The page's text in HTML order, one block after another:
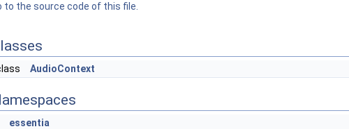
to the source code of this file.
AudioContext
essentia